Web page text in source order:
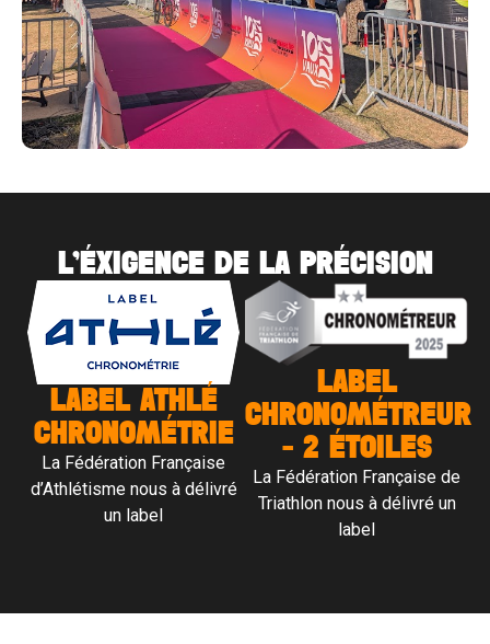
L’ÉXIGENCE DE LA PRÉCISION
LABEL ATHLÉ
CHRONOMÉTRIE
La Fédération Française
d’Athlétisme nous à délivré
un label
LABEL
CHRONOMÉTREUR
- 2 ÉTOILES
La Fédération Française de
Triathlon nous à délivré un
label